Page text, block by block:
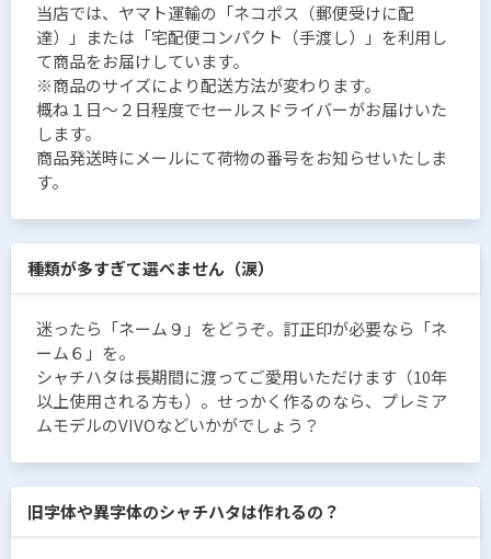
当店では、ヤマト運輸の「ネコポス（郵便受けに配
達）」または「宅配便コンパクト（手渡し）」を利用し
て商品をお届けしています。
※商品のサイズにより配送方法が変わります。
概ね１日〜２日程度でセールスドライバーがお届けいた
します。
商品発送時にメールにて荷物の番号をお知らせいたしま
す。
種類が多すぎて選べません（涙）
迷ったら「ネーム９」をどうぞ。訂正印が必要なら「ネ
ーム６」を。
シャチハタは長期間に渡ってご愛用いただけます（10年
以上使用される方も）。せっかく作るのなら、プレミア
ムモデルのVIVOなどいかがでしょう？
旧字体や異字体のシャチハタは作れるの？